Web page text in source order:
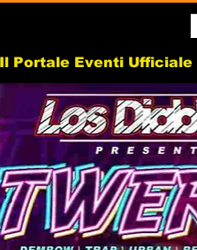
Il Portale Eventi